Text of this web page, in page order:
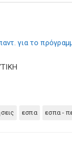
για το
εσπα εσπα -